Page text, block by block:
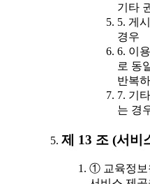
기타
5. 게
경우
6. 이
로 동
반복
7. 기
는 경
제 13 조 (서비
① 교육정보